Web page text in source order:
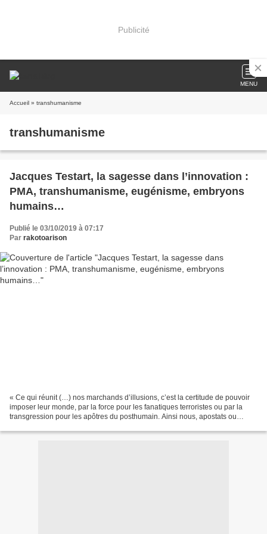
Publicité
MENU
Accueil » transhumanisme
transhumanisme
Jacques Testart, la sagesse dans l’innovation :
PMA, transhumanisme, eugénisme, embryons
humains…
Publié le 03/10/2019 à 07:17
Par rakotoarison
« Ce qui réunit (…) nos marchands d’illusions, c’est la certitude de pouvoir
imposer leur monde, par la force pour les fanatiques terroristes ou par la
transgression pour les apôtres du posthumain. Ainsi nous, apostats ou